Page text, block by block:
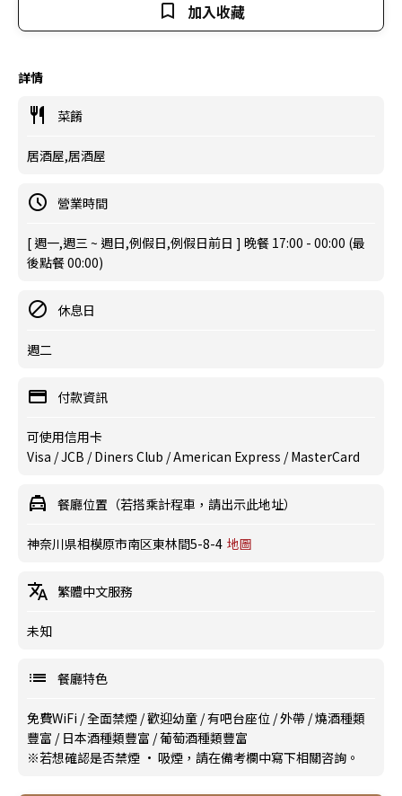
加入收藏
詳情
菜餚
居酒屋,居酒屋
營業時間
[ 週一,週三 ~ 週日,例假日,例假日前日 ] 晚餐 17:00 - 00:00 (最
後點餐 00:00)
休息日
週二
付款資訊
可使用信用卡
Visa / JCB / Diners Club / American Express / MasterCard
餐廳位置（若搭乘計程車，請出示此地址）
神奈川県相模原市南区東林間5-8-4 地圖
繁體中文服務
未知
餐廳特色
免費WiFi /全面禁煙 /歡迎幼童 /有吧台座位 /外帶 /燒酒種類
豐富 / 日本酒種類豐富 /葡萄酒種類豐富
※若想確認是否禁煙 · 吸煙，請在備考欄中寫下相關咨詢。